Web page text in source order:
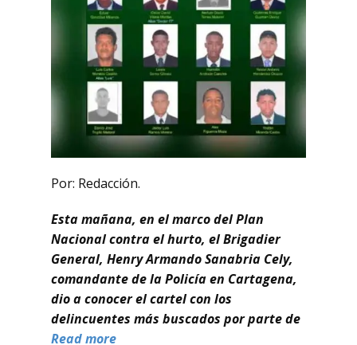
Por: Redacción.
Esta mañana, en el marco del Plan
Nacional contra el hurto, el Brigadier
General, Henry Armando Sanabria Cely,
comandante de la Policía en Cartagena,
dio a conocer el cartel con los
delincuentes más buscados por parte de
Read more